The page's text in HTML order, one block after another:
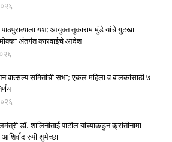
पाठपुराव्याला यश; आयुक्त तुकाराम मुंडे यांचे गुटखा
अंतर्गत कारवाईचे आदेश
वात्सल्य समितीची सभा; एकल महिला व बालकांसाठी ७
डॉ. शालिनीताई पाटील यांच्याकडुन क्रांतीनामा
आशिर्वाद रुपी शुभेच्छा